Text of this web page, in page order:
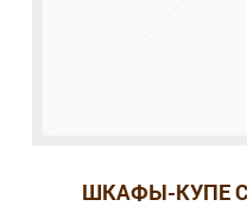
ШКАФЫ-КУПЕ